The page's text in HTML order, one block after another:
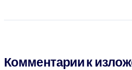
Комментарии к